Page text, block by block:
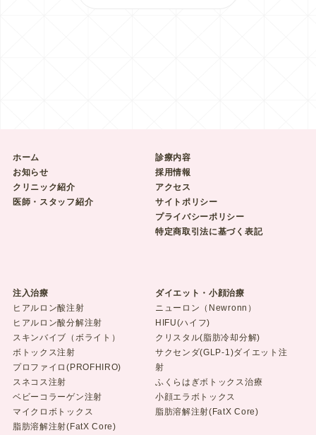
ホーム
お知らせ
クリニック紹介
医師・スタッフ紹介
診療内容
採用情報
アクセス
サイトポリシー
プライバシーポリシー
特定商取引法に基づく表記
注入治療
ヒアルロン酸注射
ヒアルロン酸分解注射
スキンバイブ（ボライト）
ボトックス注射
プロファイロ(PROFHIRO)
スネコス注射
ベビーコラーゲン注射
マイクロボトックス
脂肪溶解注射(FatX Core)
ダイエット・小顔治療
ニューロン（Newronn）
HIFU(ハイフ)
クリスタル(脂肪冷却分解)
サクセンダ(GLP-1)ダイエット注
射
ふくらはぎボトックス治療
小顔エラボトックス
脂肪溶解注射(FatX Core)